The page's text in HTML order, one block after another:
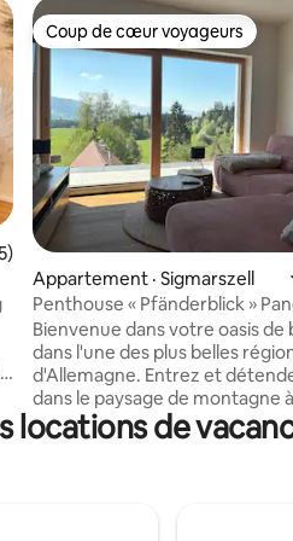
de 4,94 sur 5, 115
Coup de cœur voyageurs
Coup de cœur voyageurs
Appartement · Sigmarszell
Penthouse « Pfänderblick »
alpin sur le lac de Constance
Bienvenue dans votre oasis
dans l'une des plus belles
d'Allemagne. Entrez et
dans le paysage de montagne
le souffle du Dreiländereck sur
Constance. Profitez de la vue
en fauteuil roulant par un
locations de